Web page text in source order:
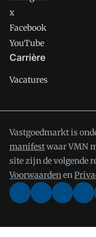
x
Facebook
YouTube
Carrière
Vacatures
Vastgoedmarkt is
manifestwaar VMN
site zijn de volgende
Voorwaardenen